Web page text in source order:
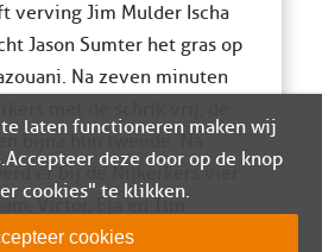
verving Jim Mulder Ischa
Jason Sumter het gras op
Na zeven minuten
bijna hun tweede. Na
er bij de Nijkerkers vier
Victor, Eja en Tim
werden vervangen door
laten functioneren maken wij
. Accepteer deze door op de knop
cookies" te klikken.
cookies